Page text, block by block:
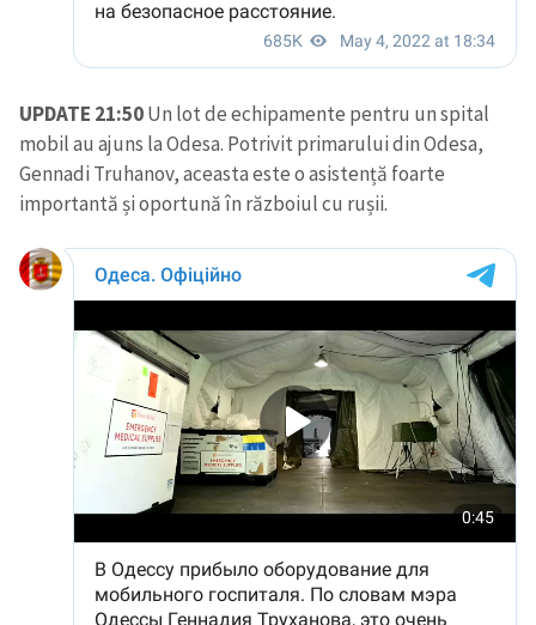
UPDATE 21:50Un lot de echipamente pentru un spital
mobil au ajuns la Odesa. Potrivit primarului din Odesa,
Gennadi Truhanov, aceasta este o asistență foarte
importantă și oportună în războiul cu rușii.